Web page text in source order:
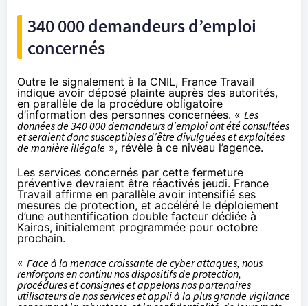
340 000 demandeurs d’emploi
concernés
Outre le signalement à la CNIL, France Travail
indique avoir déposé plainte auprès des autorités,
en parallèle de la procédure obligatoire
d’information des personnes concernées. « Les
données de 340 000 demandeurs d’emploi ont été consultées
et seraient donc susceptibles d’être divulguées et exploitées
de manière illégale », révèle à ce niveau l’agence.
Les services concernés par cette fermeture
préventive devraient être réactivés jeudi. France
Travail affirme en parallèle avoir intensifié ses
mesures de protection, et accéléré le déploiement
d’une authentification double facteur dédiée à
Kairos, initialement programmée pour octobre
prochain.
« Face à la menace croissante de cyber attaques, nous
renforçons en continu nos dispositifs de protection,
procédures et consignes et appelons nos partenaires
utilisateurs de nos services et appli à la plus grande vigilance